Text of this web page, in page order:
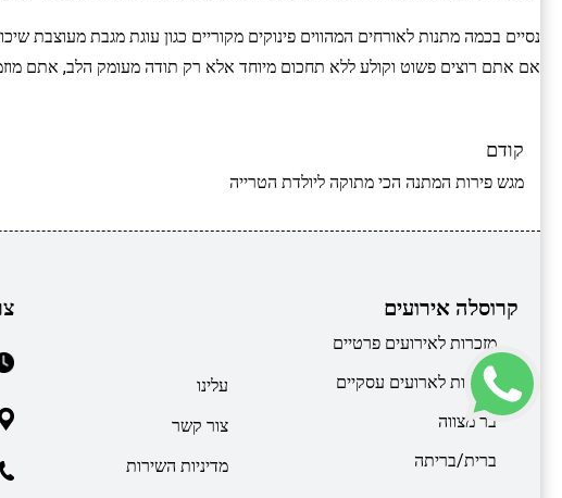
נסיים בכמה מתנות לאורחים המהווים פינוקים מקוריים כגון עוגת מגבת מעוצבת
אם אתם רוצים פשוט וקולע ללא תחכום מיוחד אלא רק תודה מעומק הלב, אתם
קודם
מגש פירות המתנה הכי מתוקה ליולדת הטרייה
קרוסלה אירועים
מזכרות לאירועים פרטיים
מזכרות לארועים עסקיים
בר מצווה
ברית/בריתה
עלינו
צור קשר
מדיניות השירות